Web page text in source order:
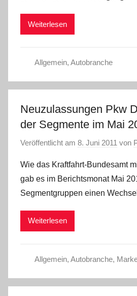
Weiterlesen
Allgemein, Autobranche
Neuzulassungen Pkw
der Segmente im Mai
Veröffentlicht am 8. Juni 2011 von
Wie das Kraftfahrt-Bundesamt
gab es im Berichtsmonat Mai
Segmentgruppen einen
Weiterlesen
Allgemein, Autobranche,